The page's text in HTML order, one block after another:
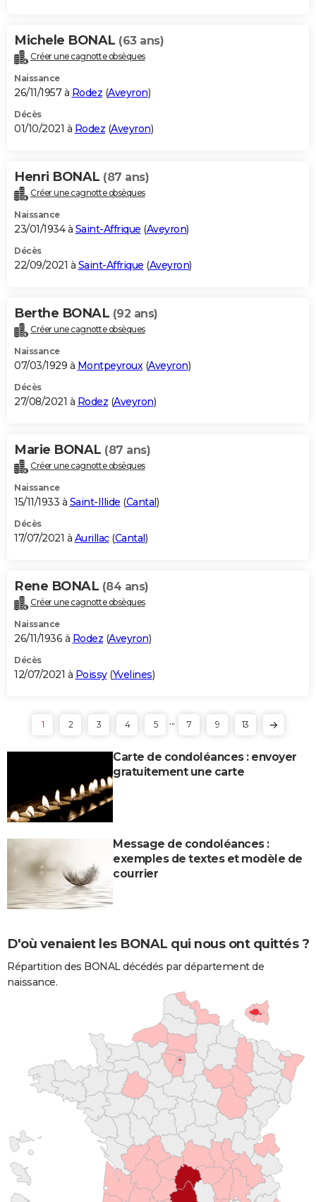
Michele BONAL (63 ans)
Créer une cagnotte obsèques
Naissance
26/11/1957 à Rodez (Aveyron)
Décès
01/10/2021 à Rodez (Aveyron)
Henri BONAL (87 ans)
Créer une cagnotte obsèques
Naissance
23/01/1934 à Saint-Affrique (Aveyron)
Décès
22/09/2021 à Saint-Affrique (Aveyron)
Berthe BONAL (92 ans)
Créer une cagnotte obsèques
Naissance
07/03/1929 à Montpeyroux(Aveyron)
Décès
27/08/2021 à Rodez (Aveyron)
Marie BONAL (87 ans)
Créer une cagnotte obsèques
Naissance
15/11/1933 à Saint-Illide (Cantal)
Décès
17/07/2021 à Aurillac(Cantal)
Rene BONAL (84 ans)
Créer une cagnotte obsèques
Naissance
26/11/1936 à Rodez (Aveyron)
Décès
12/07/2021 à Poissy(Yvelines)
1 2 3 4 5 ... 7 9 13
Carte de condoléances : envoyer
gratuitement une carte
Message de condoléances :
exemples de textes et modèle de
courrier
D'où venaient les BONAL qui nous ont quittés ?
Répartition des BONAL décédés par département de
naissance.